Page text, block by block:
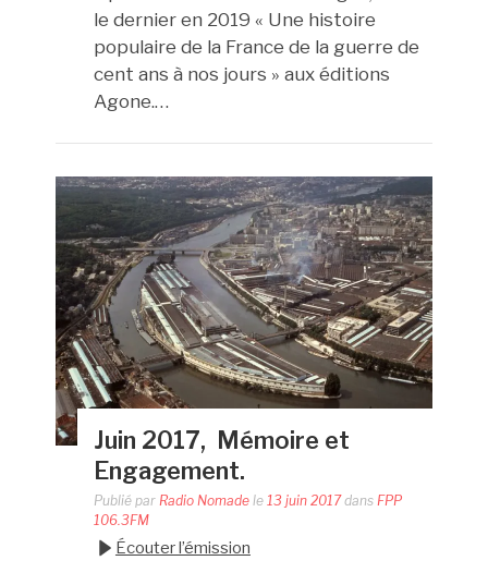
le dernier en 2019 « Une histoire
populaire de la France de la guerre de
cent ans à nos jours » aux éditions
Agone.…
Juin 2017, Mémoire et
Engagement.
Publié par Radio Nomadele 13 juin 2017dans FPP
106.3FM
Écouter l’émission